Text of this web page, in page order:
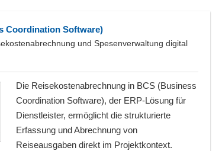
Coordination Software)
und Spesenverwaltung digital
Die Reisekostenabrechnung in BCS (Business
Coordination Software), der ERP-Lösung für
Dienstleister, ermöglicht die strukturierte
Erfassung und Abrechnung von
Reiseausgaben direkt im Projektkontext.